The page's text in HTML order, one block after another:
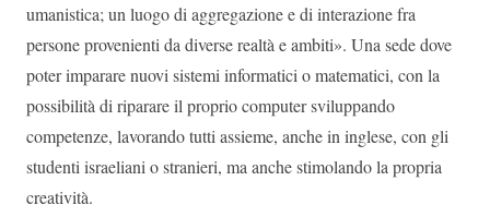
umanistica; un luogo di aggregazione e di interazione fra
persone provenienti da diverse realtà e ambiti». Una sede dove
poter imparare nuovi sistemi informatici o matematici, con la
possibilità di riparare il proprio computer sviluppando
competenze, lavorando tutti assieme, anche in inglese, con gli
studenti israeliani o stranieri, ma anche stimolando la propria
creatività.